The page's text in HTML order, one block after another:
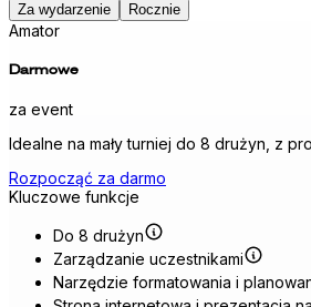
Za wydarzenie Rocznie
Amator
Darmowe
za event
Idealne na mały turniej do 8 drużyn, z
Rozpocząć za darmo
Kluczowe funkcje
Do 8 drużyn
Zarządzanie uczestnikami
Narzędzie formatowania i